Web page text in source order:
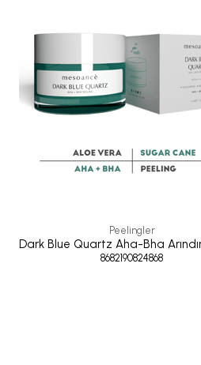
Peelingler
8682190824868